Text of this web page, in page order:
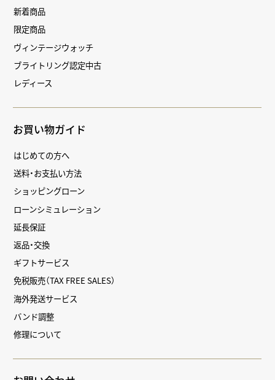
新着商品
限定商品
ヴィンテージウォッチ
ブライトリング認定中古
レディース
お買い物ガイド
はじめての方へ
送料・お支払い方法
ショッピングローン
ローンシミュレーション
延長保証
返品・交換
ギフトサービス
免税販売（TAX FREE SALES）
海外発送サービス
バンド調整
修理について